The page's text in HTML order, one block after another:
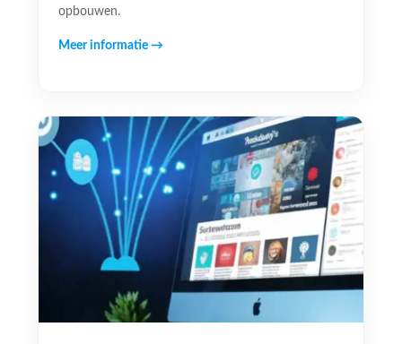
opbouwen.
Meer informatie →